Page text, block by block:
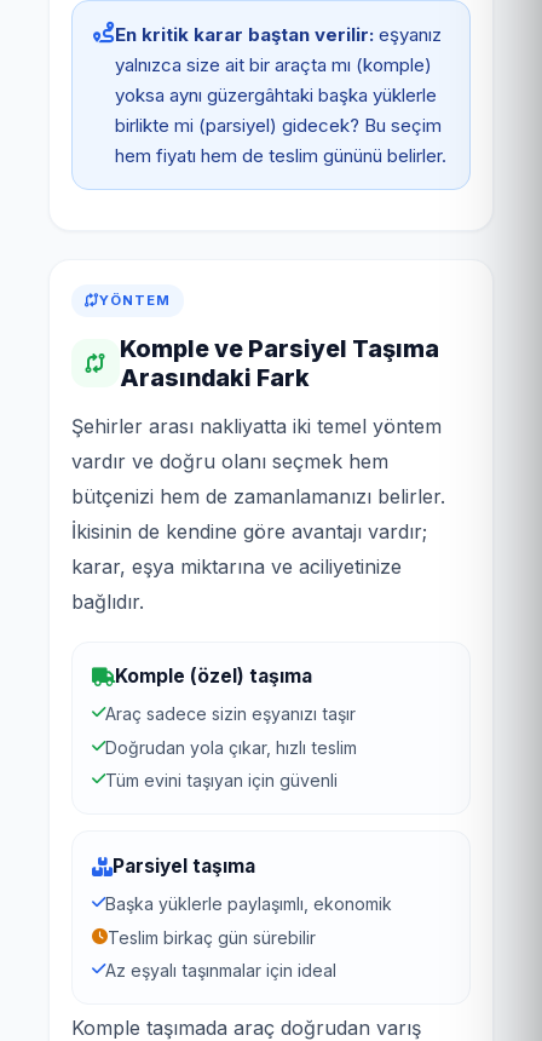
En kritik karar baştan verilir: eşyanız
yalnızca size ait bir araçta mı (komple)
yoksa aynı güzergâhtaki başka yüklerle
birlikte mi (parsiyel) gidecek? Bu seçim
hem fiyatı hem de teslim gününü belirler.
YÖNTEM
Komple ve Parsiyel Taşıma
Arasındaki Fark
Şehirler arası nakliyatta iki temel yöntem
vardır ve doğru olanı seçmek hem
bütçenizi hem de zamanlamanızı belirler.
İkisinin de kendine göre avantajı vardır;
karar, eşya miktarına ve aciliyetinize
bağlıdır.
Komple (özel) taşıma
Araç sadece sizin eşyanızı taşır
Doğrudan yola çıkar, hızlı teslim
Tüm evini taşıyan için güvenli
Parsiyel taşıma
Başka yüklerle paylaşımlı, ekonomik
Teslim birkaç gün sürebilir
Az eşyalı taşınmalar için ideal
Komple taşımada araç doğrudan varış